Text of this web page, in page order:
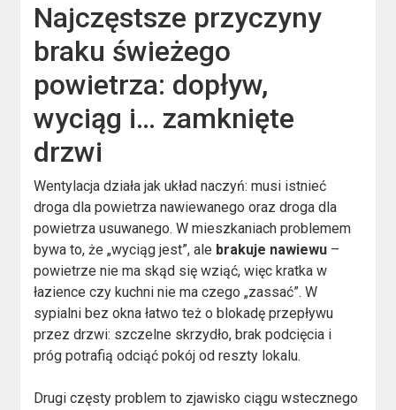
Najczęstsze przyczyny
braku świeżego
powietrza: dopływ,
wyciąg i… zamknięte
drzwi
Wentylacja działa jak układ naczyń: musi istnieć
droga dla powietrza nawiewanego oraz droga dla
powietrza usuwanego. W mieszkaniach problemem
bywa to, że „wyciąg jest”, ale brakuje nawiewu –
powietrze nie ma skąd się wziąć, więc kratka w
łazience czy kuchni nie ma czego „zassać”. W
sypialni bez okna łatwo też o blokadę przepływu
przez drzwi: szczelne skrzydło, brak podcięcia i
próg potrafią odciąć pokój od reszty lokalu.
Drugi częsty problem to zjawisko ciągu wstecznego